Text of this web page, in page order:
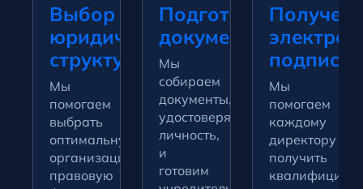
Выбор
юридической
структуры
Мы
помогаем
выбрать
оптимальную
организационно-
правовую
Подготовка
документации
Мы
собираем
документы,
удостоверяющие
личность,
и
готовим
подписей
Мы
помогаем
каждому
директору
получить